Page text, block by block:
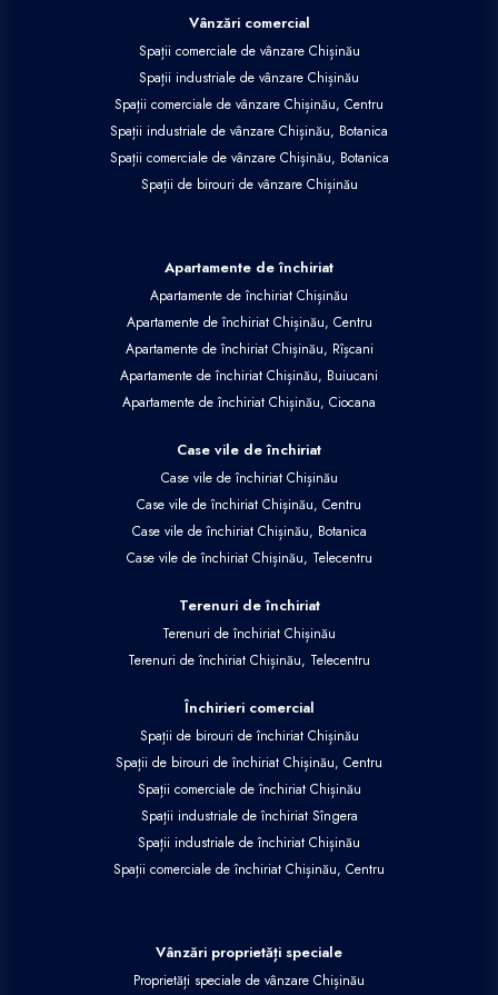
Vânzări comercial
Spații comerciale de vânzare Chișinău
Spații industriale de vânzare Chișinău
Spații comerciale de vânzare Chișinău, Centru
Spații industriale de vânzare Chișinău, Botanica
Spații comerciale de vânzare Chișinău, Botanica
Spații de birouri de vânzare Chișinău
Apartamente de închiriat
Apartamente de închiriat Chișinău
Apartamente de închiriat Chișinău, Centru
Apartamente de închiriat Chișinău, Rîșcani
Apartamente de închiriat Chișinău, Buiucani
Apartamente de închiriat Chișinău, Ciocana
Case vile de închiriat
Case vile de închiriat Chișinău
Case vile de închiriat Chișinău, Centru
Case vile de închiriat Chișinău, Botanica
Case vile de închiriat Chișinău, Telecentru
Terenuri de închiriat
Terenuri de închiriat Chișinău
Terenuri de închiriat Chișinău, Telecentru
Închirieri comercial
Spații de birouri de închiriat Chișinău
Spații de birouri de închiriat Chișinău, Centru
Spații comerciale de închiriat Chișinău
Spații industriale de închiriat Sîngera
Spații industriale de închiriat Chișinău
Spații comerciale de închiriat Chișinău, Centru
Vânzări proprietăți speciale
Proprietăți speciale de vânzare Chișinău